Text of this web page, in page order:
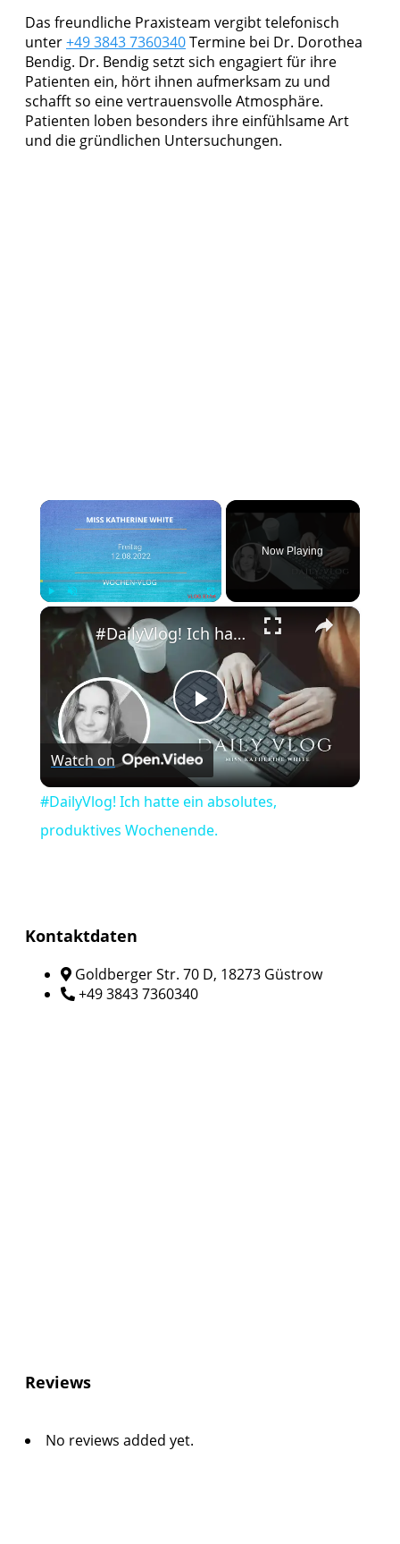
Das freundliche Praxisteam vergibt telefonisch
unter+49 3843 7360340Termine bei Dr. Dorothea
Bendig. Dr. Bendig setzt sich engagiert für ihre
Patienten ein, hört ihnen aufmerksam zu und
schafft so eine vertrauensvolle Atmosphäre.
Patienten loben besonders ihre einfühlsame Art
und die gründlichen Untersuchungen.
×
Play Unmute
Now Playing
×
Play
Video
#DailyVlog! Ich hatte ein absolutes, produktives Wochenende.
Watch on
#DailyVlog! Ich hatte ein absolutes,
produktives Wochenende.
Kontaktdaten
Goldberger Str. 70 D, 18273 Güstrow
+49 3843 7360340
Reviews
No reviews added yet.